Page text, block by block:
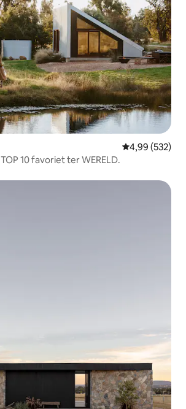
Gemiddelde
4,99 (532)
Gawthorne's Hut TOP 10 favoriet ter WERELD.